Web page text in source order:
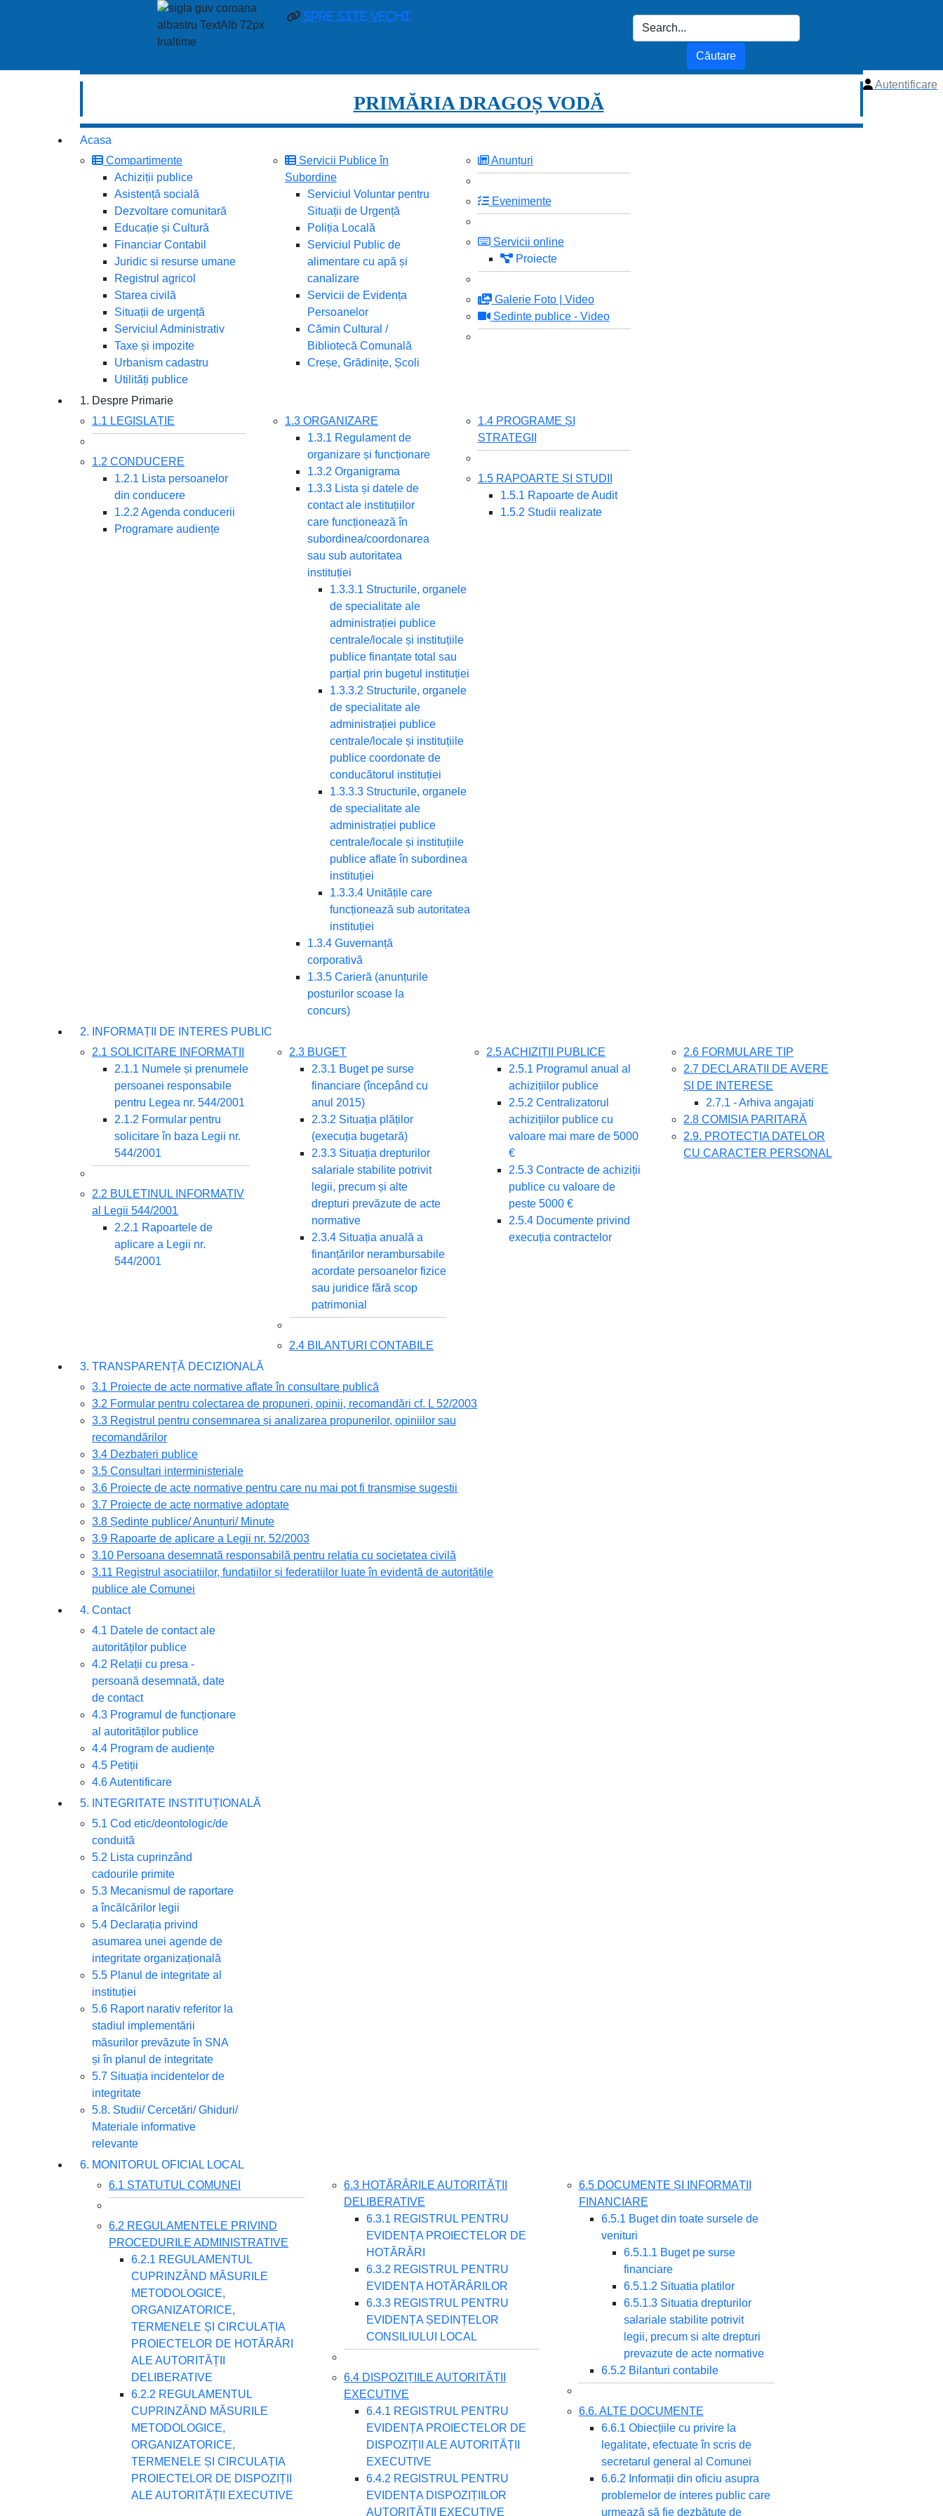
spre site vechi
Autentificare
PRIMĂRIA DRAGOȘ VODĂ
Acasa
Compartimente
Achiziții publice
Asistență socială
Dezvoltare comunitară
Educație și Cultură
Financiar Contabil
Juridic si resurse umane
Registrul agricol
Starea civilă
Situații de urgență
Serviciul Administrativ
Taxe și impozite
Urbanism cadastru
Utilități publice
Servicii Publice în
Subordine
Serviciul Voluntar pentru
Situații de Urgență
Poliția Locală
Serviciul Public de
alimentare cu apă și
canalizare
Servicii de Evidența
Persoanelor
Cămin Cultural /
Bibliotecă Comunală
Creșe, Grădinițe, Școli
Anunțuri
Evenimente
Servicii online
Proiecte
Galerie Foto | Video
Sedinte publice - Video
1. Despre Primarie
1.1 LEGISLAȚIE
1.2 CONDUCERE
1.2.1 Lista persoanelor
din conducere
1.2.2 Agenda conducerii
Programare audiențe
1.3 ORGANIZARE
1.3.1 Regulament de
organizare și funcționare
1.3.2 Organigrama
1.3.3 Lista și datele de
contact ale instituțiilor
care funcționează în
subordinea/coordonarea
sau sub autoritatea
instituției
1.3.3.1 Structurile, organele
de specialitate ale
administrației publice
centrale/locale și instituțiile
publice finanțate total sau
parțial prin bugetul instituției
1.3.3.2 Structurile, organele
de specialitate ale
administrației publice
centrale/locale și instituțiile
publice coordonate de
conducătorul instituției
1.3.3.3 Structurile, organele
de specialitate ale
administrației publice
centrale/locale și instituțiile
publice aflate în subordinea
instituției
1.3.3.4 Unitățile care
funcționează sub autoritatea
instituției
1.3.4 Guvernanță
corporativă
1.3.5 Carieră (anunțurile
posturilor scoase la
concurs)
1.4 PROGRAME ȘI
STRATEGII
1.5 RAPOARTE ȘI STUDII
1.5.1 Rapoarte de Audit
1.5.2 Studii realizate
2. INFORMAȚII DE INTERES PUBLIC
2.1 SOLICITARE INFORMAȚII
2.1.1 Numele și prenumele
persoanei responsabile
pentru Legea nr. 544/2001
2.1.2 Formular pentru
solicitare în baza Legii nr.
544/2001
2.2 BULETINUL INFORMATIV
al Legii 544/2001
2.2.1 Rapoartele de
aplicare a Legii nr.
544/2001
2.3 BUGET
2.3.1 Buget pe surse
financiare (începând cu
anul 2015)
2.3.2 Situația plăților
(execuția bugetară)
2.3.3 Situația drepturilor
salariale stabilite potrivit
legii, precum și alte
drepturi prevăzute de acte
normative
2.3.4 Situația anuală a
finanțărilor nerambursabile
acordate persoanelor fizice
sau juridice fără scop
patrimonial
2.4 BILANȚURI CONTABILE
2.5 ACHIZIȚII PUBLICE
2.5.1 Programul anual al
achizițiilor publice
2.5.2 Centralizatorul
achizițiilor publice cu
valoare mai mare de 5000
€
2.5.3 Contracte de achiziții
publice cu valoare de
peste 5000 €
2.5.4 Documente privind
execuția contractelor
2.6 FORMULARE TIP
2.7 DECLARAȚII DE AVERE
ȘI DE INTERESE
2.7.1 - Arhiva angajati
2.8 COMISIA PARITARĂ
2.9. PROTECȚIA DATELOR
CU CARACTER PERSONAL
3. TRANSPARENȚĂ DECIZIONALĂ
3.1 Proiecte de acte normative aflate în consultare publică
3.2 Formular pentru colectarea de propuneri, opinii, recomandări cf. L 52/2003
3.3 Registrul pentru consemnarea și analizarea propunerilor, opiniilor sau
recomandărilor
3.4 Dezbateri publice
3.5 Consultari interministeriale
3.6 Proiecte de acte normative pentru care nu mai pot fi transmise sugestii
3.7 Proiecte de acte normative adoptate
3.8 Ședințe publice/ Anunțuri/ Minute
3.9 Rapoarte de aplicare a Legii nr. 52/2003
3.10 Persoana desemnată responsabilă pentru relația cu societatea civilă
3.11 Registrul asociațiilor, fundațiilor și federațiilor luate în evidență de autoritățile
publice ale Comunei
4. Contact
4.1 Datele de contact ale
autorităților publice
4.2 Relații cu presa -
persoană desemnată, date
de contact
4.3 Programul de funcționare
al autorităților publice
4.4 Program de audiențe
4.5 Petiții
4.6 Autentificare
5. INTEGRITATE INSTITUȚIONALĂ
5.1 Cod etic/deontologic/de
conduită
5.2 Lista cuprinzând
cadourile primite
5.3 Mecanismul de raportare
a încălcărilor legii
5.4 Declarația privind
asumarea unei agende de
integritate organizațională
5.5 Planul de integritate al
instituției
5.6 Raport narativ referitor la
stadiul implementării
măsurilor prevăzute în SNA
și în planul de integritate
5.7 Situația incidentelor de
integritate
5.8. Studii/ Cercetări/ Ghiduri/
Materiale informative
relevante
6. MONITORUL OFICIAL LOCAL
6.1 STATUTUL COMUNEI
6.2 REGULAMENTELE PRIVIND
PROCEDURILE ADMINISTRATIVE
6.2.1 REGULAMENTUL
CUPRINZÂND MĂSURILE
METODOLOGICE,
ORGANIZATORICE,
TERMENELE ȘI CIRCULAȚIA
PROIECTELOR DE HOTĂRÂRI
ALE AUTORITĂȚII
DELIBERATIVE
6.2.2 REGULAMENTUL
CUPRINZÂND MĂSURILE
METODOLOGICE,
ORGANIZATORICE,
TERMENELE ȘI CIRCULAȚIA
PROIECTELOR DE DISPOZIȚII
ALE AUTORITĂȚII EXECUTIVE
6.3 HOTĂRÂRILE AUTORITĂȚII
DELIBERATIVE
6.3.1 REGISTRUL PENTRU
EVIDENȚA PROIECTELOR DE
HOTĂRÂRI
6.3.2 REGISTRUL PENTRU
EVIDENȚA HOTĂRÂRILOR
6.3.3 REGISTRUL PENTRU
EVIDENȚA ȘEDINȚELOR
CONSILIULUI LOCAL
6.4 DISPOZIȚIILE AUTORITĂȚII
EXECUTIVE
6.4.1 REGISTRUL PENTRU
EVIDENȚA PROIECTELOR DE
DISPOZIȚII ALE AUTORITĂȚII
EXECUTIVE
6.4.2 REGISTRUL PENTRU
EVIDENȚA DISPOZIȚIILOR
AUTORITĂȚII EXECUTIVE
6.5 DOCUMENTE ȘI INFORMAȚII
FINANCIARE
6.5.1 Buget din toate sursele de
venituri
6.5.1.1 Buget pe surse
financiare
6.5.1.2 Situatia platilor
6.5.1.3 Situatia drepturilor
salariale stabilite potrivit
legii, precum si alte drepturi
prevazute de acte normative
6.5.2 Bilanturi contabile
6.6. ALTE DOCUMENTE
6.6.1 Obiecțiile cu privire la
legalitate, efectuate în scris de
secretarul general al Comunei
6.6.2 Informații din oficiu asupra
problemelor de interes public care
urmează să fie dezbătute de